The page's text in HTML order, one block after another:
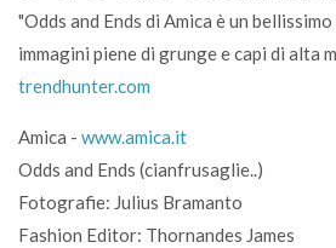
"Odds and Ends di Amica è un
immagini piene di grunge e capi di alta
trendhunter.com
Amica - www.amica.it
Odds and Ends (cianfrusaglie..)
Fotografie: Julius Bramanto
Fashion Editor: Thornandes James